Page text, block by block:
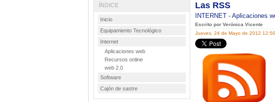
Las RSS
INTERNET - Aplicaciones
Escrito por Verónica Vicente
Jueves, 24 de Mayo de 2012 12:50
ÍNDICE
Inicio
Equipamiento Tecnológico
Internet
Aplicaciones web
Recursos online
web 2.0
Software
Cajón de sastre